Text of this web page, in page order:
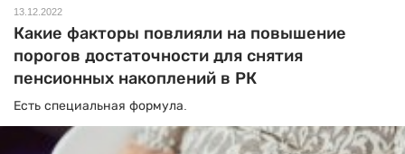
13.12.2022
Какие факторы повлияли на повышение
порогов достаточности для снятия
пенсионных накоплений в РК
Есть специальная формула.